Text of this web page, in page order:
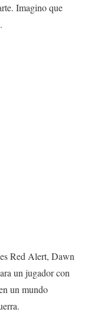
Imagino que
Red Alert, Dawn
un jugador con
un mundo